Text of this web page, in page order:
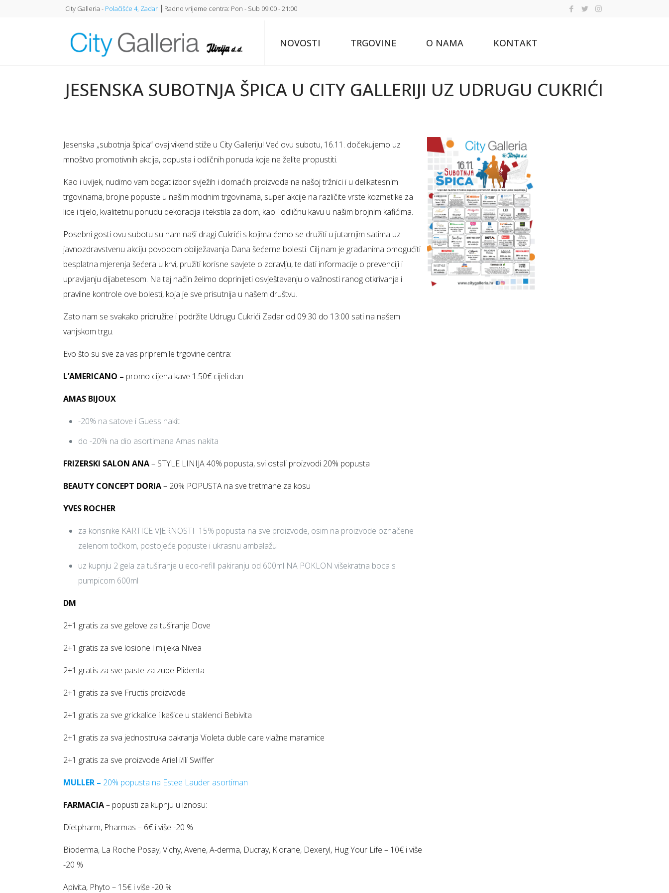
City Galleria - Polačišće 4, Zadar ⎥ Radno vrijeme centra: Pon - Sub 09:00 - 21:00
NOVOSTI TRGOVINE O NAMA KONTAKT
JESENSKA SUBOTNJA ŠPICA U CITY GALLERIJI UZ UDRUGU CUKRIĆI
Jesenska „subotnja špica“ ovaj vikend stiže u City Galleriju! Već ovu subotu, 16.11. dočekujemo uz
mnoštvo promotivnih akcija, popusta i odličnih ponuda koje ne želite propustiti.
Kao i uvijek, nudimo vam bogat izbor svježih i domaćih proizvoda na našoj tržnici i u delikatesnim
trgovinama, brojne popuste u našim modnim trgovinama, super akcije na različite vrste kozmetike za
lice i tijelo, kvalitetnu ponudu dekoracija i tekstila za dom, kao i odličnu kavu u našim brojnim kafićima.
Posebni gosti ovu subotu su nam naši dragi Cukrići s kojima ćemo se družiti u jutarnjim satima uz
javnozdravstvenu akciju povodom obilježavanja Dana šećerne bolesti. Cilj nam je građanima omogućiti
besplatna mjerenja šećera u krvi, pružiti korisne savjete o zdravlju, te dati informacije o prevenciji i
upravljanju dijabetesom. Na taj način želimo doprinijeti osvještavanju o važnosti ranog otkrivanja i
pravilne kontrole ove bolesti, koja je sve prisutnija u našem društvu.
Zato nam se svakako pridružite i podržite Udrugu Cukrići Zadar od 09:30 do 13:00 sati na našem
vanjskom trgu.
Evo što su sve za vas pripremile trgovine centra:
L’AMERICANO – promo cijena kave 1.50€ cijeli dan
AMAS BIJOUX
-20% na satove i Guess nakit
do -20% na dio asortimana Amas nakita
FRIZERSKI SALON ANA– STYLE LINIJA 40% popusta, svi ostali proizvodi 20% popusta
BEAUTY CONCEPT DORIA– 20% POPUSTA na sve tretmane za kosu
YVES ROCHER
za korisnike KARTICE VJERNOSTI 15% popusta na sve proizvode, osim na proizvode označene
zelenom točkom, postojeće popuste i ukrasnu ambalažu
uz kupnju 2 gela za tuširanje u eco-refill pakiranju od 600ml NA POKLON višekratna boca s
pumpicom 600ml
DM
2+1 gratis za sve gelove za tuširanje Dove
2+1 gratis za sve losione i mlijeka Nivea
2+1 gratis za sve paste za zube Plidenta
2+1 gratis za sve Fructis proizvode
2+1 gratis za sve grickalice i kašice u staklenci Bebivita
2+1 gratis za sva jednostruka pakranja Violeta duble care vlažne maramice
2+1 gratis za sve proizvode Ariel i/ili Swiffer
MULLER – 20% popusta na Estee Lauder asortiman
FARMACIA– popusti za kupnju u iznosu:
Dietpharm, Pharmas – 6€ i više -20 %
Bioderma, La Roche Posay, Vichy, Avene, A-derma, Ducray, Klorane, Dexeryl, Hug Your Life – 10€ i više
-20 %
Apivita, Phyto – 15€ i više -20 %